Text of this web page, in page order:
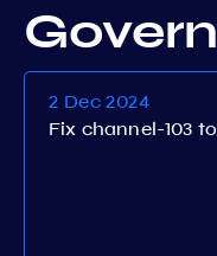
2 Dec 2024
Fix channel-103